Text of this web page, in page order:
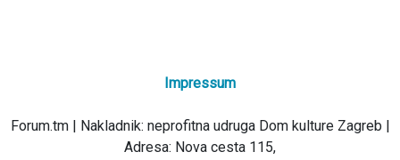
Impressum
Forum.tm | Nakladnik: neprofitna udruga Dom kulture Zagreb |
Adresa: Nova cesta 115,